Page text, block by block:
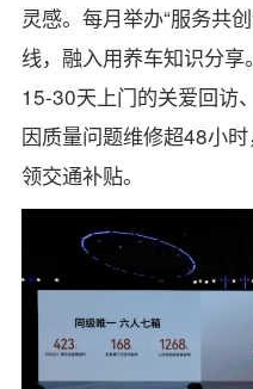
灵感。每月举办“服务共
线，融入用养车知识分
15-30天上门的关爱回访
因质量问题维修超48小
领交通补贴。